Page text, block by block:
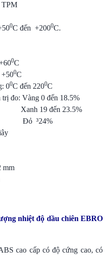
TPM
0C đến +2000C.
0C
+500C
00C đến 2200C
đo: Vàng 0 đến 18.5%
23.5%
mm
nhiệt độ dầu chiên EBRO
cao cấp có độ cứng cao, có